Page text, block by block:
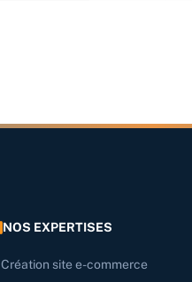
NOS EXPERTISES
Création site e-commerce